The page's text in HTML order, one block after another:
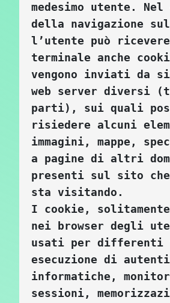
medesimo utente. Nel
della navigazione
l’utente può
terminale anche
vengono inviati da
web server diversi
parti), sui quali
risiedere alcuni
immagini, mappe,
a pagine di altri
presenti sul sito
sta visitando.
I cookie,
nei browser degli
usati per
esecuzione di
informatiche,
sessioni,